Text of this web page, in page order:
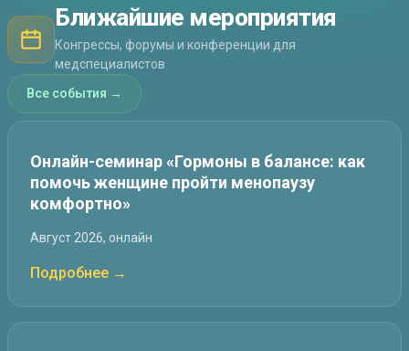
Ближайшие мероприятия
Конгрессы, форумы и конференции для
медспециалистов
Все события →
Онлайн-семинар «Гормоны в балансе: как
помочь женщине пройти менопаузу
комфортно»
Август 2026, онлайн
Подробнее →